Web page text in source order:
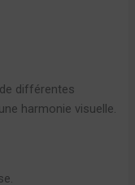
différentes
harmonie visuelle.